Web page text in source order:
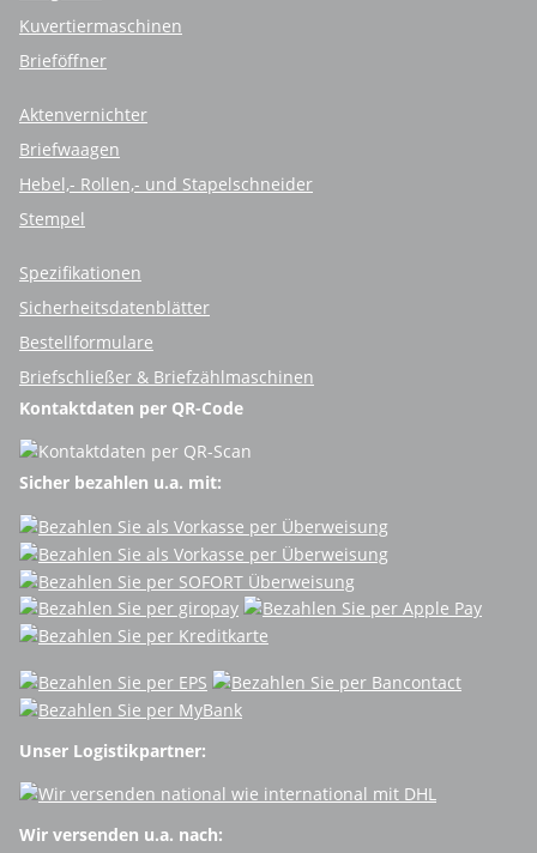
Kuvertiermaschinen
Brieföffner
Aktenvernichter
Briefwaagen
Hebel,- Rollen,- und Stapelschneider
Stempel
Spezifikationen
Sicherheitsdatenblätter
Bestellformulare
Briefschließer & Briefzählmaschinen
Kontaktdaten per QR-Code
Sicher bezahlen u.a. mit:
Unser Logistikpartner:
Wir versenden u.a. nach: